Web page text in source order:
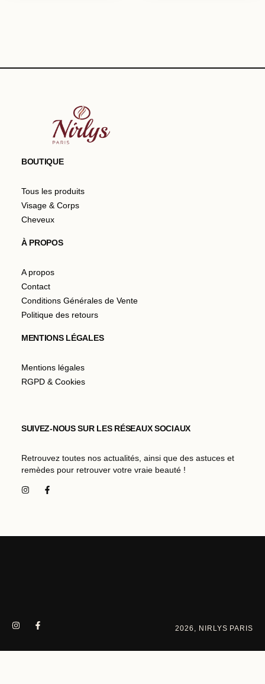
BOUTIQUE
Tous les produits
Visage & Corps
Cheveux
À PROPOS
A propos
Contact
Conditions Générales de Vente
Politique des retours
MENTIONS LÉGALES
Mentions légales
RGPD & Cookies
SUIVEZ-NOUS SUR LES RÉSEAUX SOCIAUX
Retrouvez toutes nos actualités, ainsi que des astuces et
remèdes pour retrouver votre vraie beauté !
2026, NIRLYS PARIS